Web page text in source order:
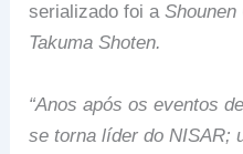
serializado foi a
Takuma Shoten.
“Anos após os eventos
se torna líder do NISAR;